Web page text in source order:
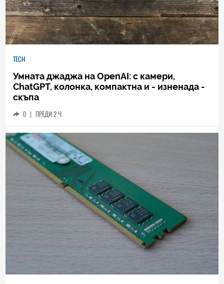
TECH
Умната джаджа на OpenAI: с камери,
ChatGPT, колонка, компактна и - изненада -
скъпа
0 ПРЕДИ 2 Ч.